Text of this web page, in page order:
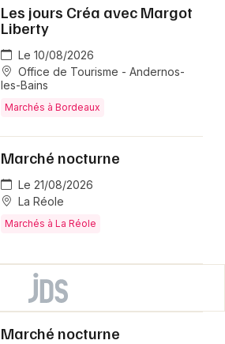
Les jours Créa avec Margot
Liberty
Le 10/08/2026
Office de Tourisme - Andernos-
les-Bains
Marchés à Bordeaux
Marché nocturne
Le 21/08/2026
La Réole
Marchés à La Réole
Marché nocturne